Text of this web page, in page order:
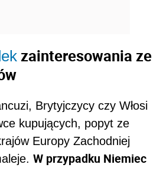
zainteresowania ze
Brytyjczycy czy Włosi
kupujących, popyt ze
Europy Zachodniej
W przypadku Niemiec